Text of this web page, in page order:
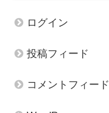
ログイン
投稿フィード
コメントフィード